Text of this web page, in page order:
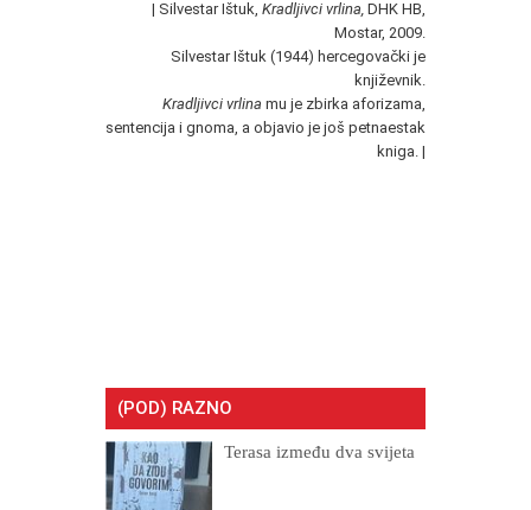
| Silvestar Ištuk, Kradljivci vrlina, DHK HB,
Mostar, 2009.
Silvestar Ištuk (1944) hercegovački je
književnik.
Kradljivci vrlina mu je zbirka aforizama,
sentencija i gnoma, a objavio je još petnaestak
kniga. |
(POD) RAZNO
Terasa između dva svijeta